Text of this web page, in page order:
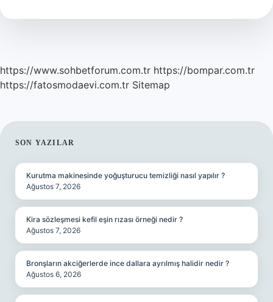
Nasıl
https://www.sohbetforum.com.tr https://bompar.com.tr
https://fatosmodaevi.com.tr Sitemap
SIDEBAR
SON YAZILAR
Kurutma makinesinde yoğuşturucu temizliği nasıl yapılır ?
Ağustos 7, 2026
Kira sözleşmesi kefil eşin rızası örneği nedir ?
Ağustos 7, 2026
Bronşların akciğerlerde ince dallara ayrılmış halidir nedir ?
Ağustos 6, 2026